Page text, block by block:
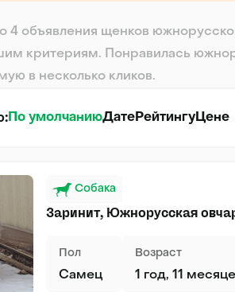
По умолчаниюДатеРейтингуЦене
4 объявления щенков
критериям. Понравилась
в несколько кликов.
Собака
Заринит, Южнорусская
Пол
Самец
Возраст
1 год, 11